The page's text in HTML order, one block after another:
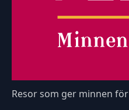
Resor som ger minnen